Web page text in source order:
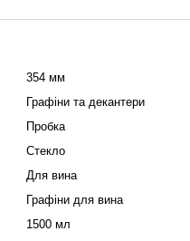
354 мм
Графіни та декантери
Пробка
Стекло
Для вина
Графіни для вина
1500 мл